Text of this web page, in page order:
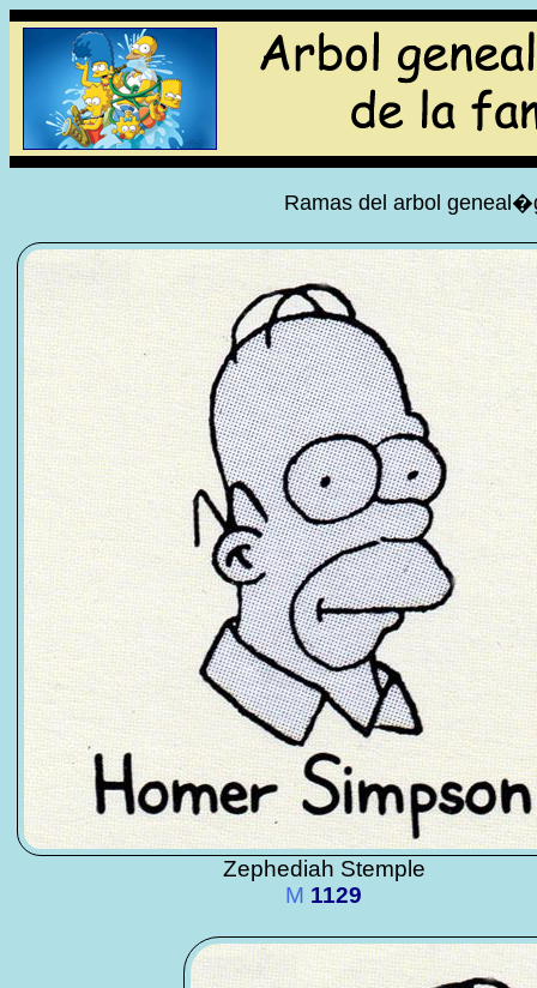
Ramas del arbol
Zephediah Stemple
M 1129